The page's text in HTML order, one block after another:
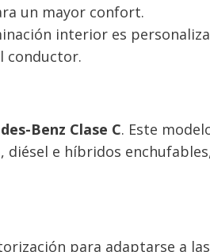
un mayor confort.
interior es
conductor.
Benz Clase C. Este
diésel e híbridos
para adaptarse a las